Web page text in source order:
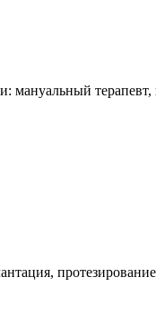
мануальный терапевт,